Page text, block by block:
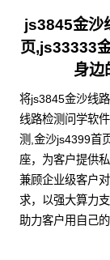
js3845金沙
页,js33333
身边
将js3845金沙线
线路检测问学软
测,金沙js4399首
座，为客户提供
兼顾企业级客户
求，以强大算力
助力客户用自己